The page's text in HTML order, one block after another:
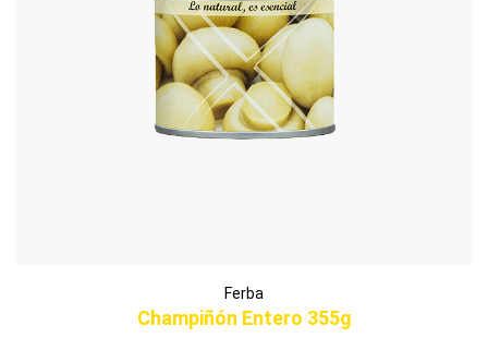
Ferba
Champiñón Entero 355g